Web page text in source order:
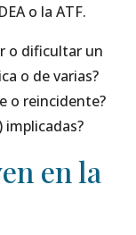
o la ATF.
o dificultar un
o de varias?
o reincidente?
implicadas?
en la